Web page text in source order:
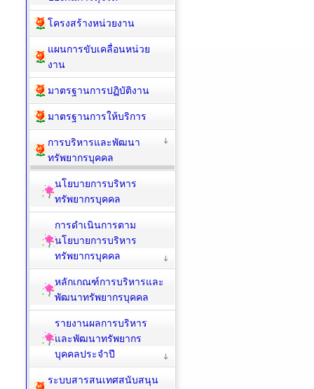
โครงสร้างหน่วยงาน
แผนการขับเคลื่อนหน่วย
งาน
มาตรฐานการปฏิบัติงาน
มาตรฐานการให้บริการ
การบริหารและพัฒนา
ทรัพยากรบุคคล
นโยบายการบริหาร
ทรัพยากรบุคคล
การดำเนินการตาม
นโยบายการบริหาร
ทรัพยากรบุคคล
หลักเกณฑ์การบริหารและ
พัฒนาทรัพยากรบุคคล
รายงานผลการบริหาร
และพัฒนาทรัพยากร
บุคคลประจำปี
ระบบสารสนเทศสนับสนุน